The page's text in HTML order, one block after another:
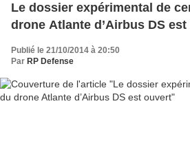
Le dossier expérimental de
drone Atlante d’Airbus DS
Publié le 21/10/2014 à 20:50
Par RP Defense